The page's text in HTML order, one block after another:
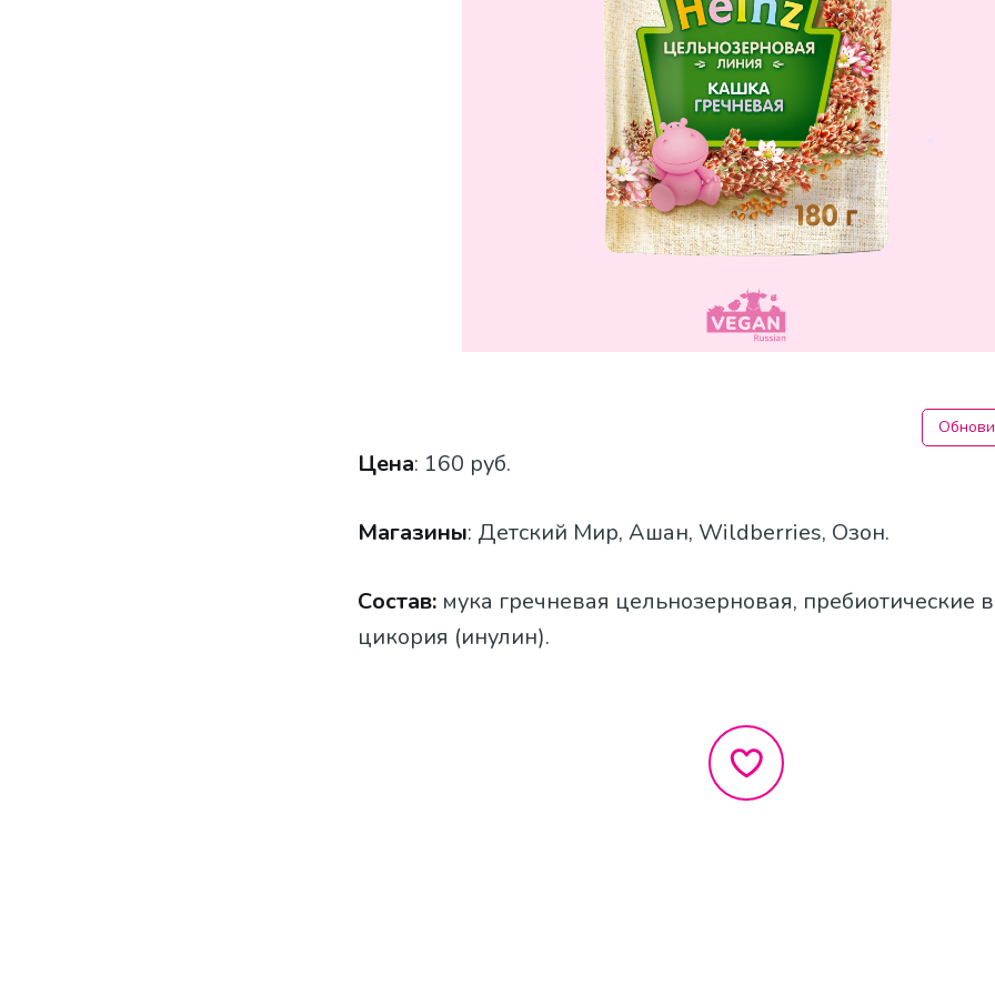
Цена: 160 руб.
Магазины: Детский Мир, Ашан, Wildberries, Озон.
Состав: мука гречневая цельнозерновая, пребиотические
цикория (инулин).